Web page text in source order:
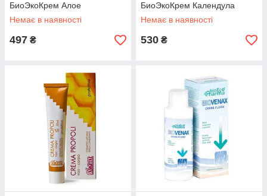
БиоЭкоКрем Алое
Немає в наявності
497 ₴
БиоЭкоКрем Календула
Немає в наявності
530 ₴